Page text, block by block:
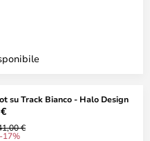
su Track Bianco - Halo Design
€
17%